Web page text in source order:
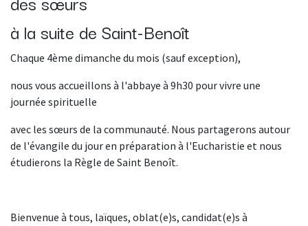
à la suite de Saint-Benoît
Chaque 4ème dimanche du mois (sauf exception),
nous vous accueillons à l'abbaye à 9h30 pour vivre une
journée spirituelle
avec les sœurs de la communauté. Nous partagerons autour
de l'évangile du jour en préparation à l'Eucharistie et nous
étudierons la Règle de Saint Benoît.
Bienvenue à tous, laïques, oblat(e)s, candidat(e)s à